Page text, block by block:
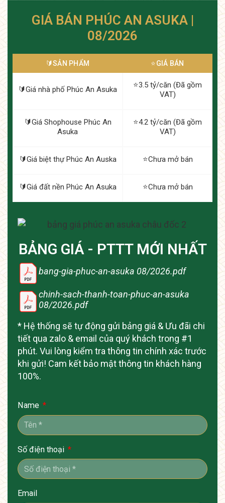
GIÁ BÁN PHÚC AN ASUKA |
08/2026
🔰️SẢN PHẨM ⭐️GIÁ BÁN
🔰️Giá nhà phố Phúc An Asuka
⭐️3.5 tỷ/căn (Đã gồm
VAT)
🔰️Giá Shophouse Phúc An
Asuka
⭐️4.2 tỷ/căn (Đã gồm
VAT)
🔰️Giá biệt thự Phúc An Auska ⭐️Chưa mở bán
🔰️Giá đất nền Phúc An Asuka ⭐️Chưa mở bán
BẢNG GIÁ - PTTT MỚI NHẤT
bang-gia-phuc-an-asuka 08/2026.pdf
chinh-sach-thanh-toan-phuc-an-asuka
08/2026.pdf
* Hệ thống sẽ tự động gửi bảng giá & Ưu đãi chi
tiết qua zalo & email của quý khách trong #1
phút. Vui lòng kiểm tra thông tin chính xác trước
khi gửi! Cam kết bảo mật thông tin khách hàng
100%.
Name
Số điện thoại
Email